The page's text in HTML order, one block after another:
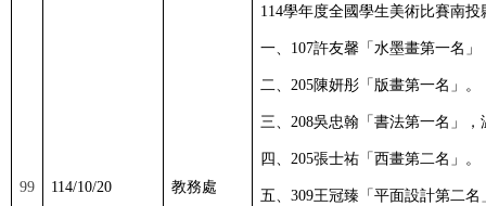
99 114/10/20 教務處
114學年度全國學生美術比賽南投
一、 107許友馨「水墨畫第一名」
二、 205陳妍彤「版畫第一名」。
三、 208吳忠翰「書法第一名」，
四、 205張士祐「西畫第二名」。
五、 309王冠臻「平面設計第二